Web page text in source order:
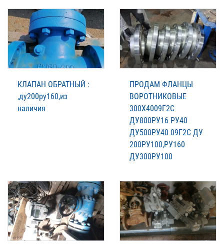
КЛАПАН ОБРАТНЫЙ :
,ду200ру160,из
наличия
ПРОДАМ ФЛАНЦЫ
ВОРОТНИКОВЫЕ
300Х4009Г2С
ДУ800РУ16 РУ40
ДУ500РУ40 09Г2С ДУ
200РУ100,РУ160
ДУ300РУ100